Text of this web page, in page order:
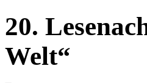
20.
Welt“